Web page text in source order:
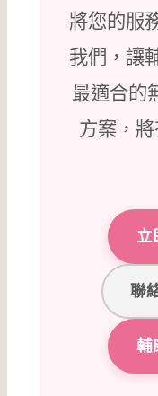
將您的服
我們，讓
最適合的
方案，
立
聯
輔